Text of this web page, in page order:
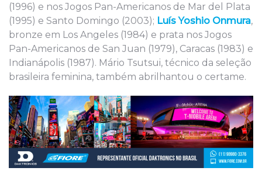
(1996) e nos Jogos Pan-Americanos de Mar del Plata
(1995) e Santo Domingo (2003); Luís Yoshio Onmura,
bronze em Los Angeles (1984) e prata nos Jogos
Pan-Americanos de San Juan (1979), Caracas (1983) e
Indianápolis (1987). Mário Tsutsui, técnico da seleção
brasileira feminina, também abrilhantou o certame.